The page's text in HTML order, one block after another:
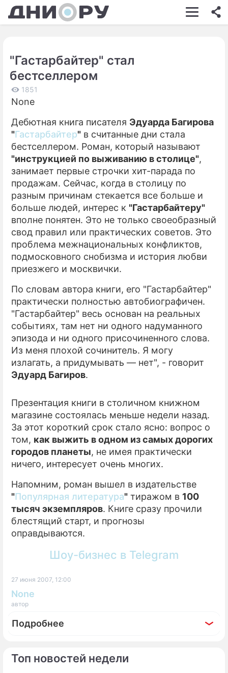
ШОУ-БИЗНЕС
ЭКОНОМИКА
ПРОИСШЕСТВИЯ
СТИЛЬ ЖИЗНИ
СЕРИАЛЫ
ПРЕСС-РЕЛИЗЫ
Топ новостей недели
"Гастарбайтер" стал
бестселлером
1851
None
Дебютная книга писателя Эдуарда Багирова
"Гастарбайтер" в считанные дни стала
бестселлером. Роман, который называют
"инструкцией по выживанию в столице",
занимает первые строчки хит-парада по
продажам. Сейчас, когда в столицу по
разным причинам стекается все больше и
больше людей, интерес к "Гастарбайтеру"
вполне понятен. Это не только своеобразный
свод правил или практических советов. Это
проблема межнациональных конфликтов,
подмосковного снобизма и история любви
приезжего и москвички.
По словам автора книги, его "Гастарбайтер"
практически полностью автобиографичен.
"Гастарбайтер" весь основан на реальных
событиях, там нет ни одного надуманного
эпизода и ни одного присочиненного слова.
Из меня плохой сочинитель. Я могу
излагать, а придумывать — нет", - говорит
Эдуард Багиров.
Презентация книги в столичном книжном
магазине состоялась меньше недели назад.
За этот короткий срок стало ясно: вопрос о
том, как выжить в одном из самых дорогих
городов планеты, не имея практически
ничего, интересует очень многих.
Напомним, роман вышел в издательстве
"Популярная литература" тиражом в 100
тысяч экземпляров. Книге сразу прочили
блестящий старт, и прогнозы
оправдываются.
Шоу-бизнес в Telegram
27 июня 2007, 12:00
None
автор
Подробнее